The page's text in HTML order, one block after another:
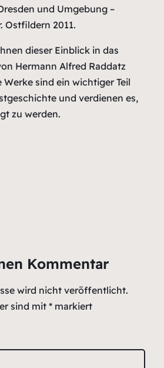
und Umgebung –
Ostfildern 2011.
dieser Einblick in das
Hermann Alfred Raddatz
Werke sind ein wichtiger Teil
und verdienen es,
zu werden.
Kommentar
wird nicht veröffentlicht.
sind mit * markiert